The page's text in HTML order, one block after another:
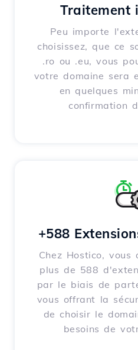
Traitement
Peu importe
choisissez, que ce
.ro ou .eu, vous
votre domaine sera
en quelques
confirmation
+588
Chez Hostico, vous
plus de 588
par le biais de
vous offrant la
de choisir le
besoins de